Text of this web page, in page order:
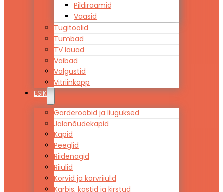
Pildiraamid
Vaasid
Tugitoolid
Tumbad
TV lauad
Vaibad
Valgustid
Vitriinkapp
ESIK
Garderoobid ja liuguksed
Jalanõudekapid
Kapid
Peeglid
Riidenagid
Riiulid
Korvid ja korvriiulid
Karbis, kastid ja kirstud